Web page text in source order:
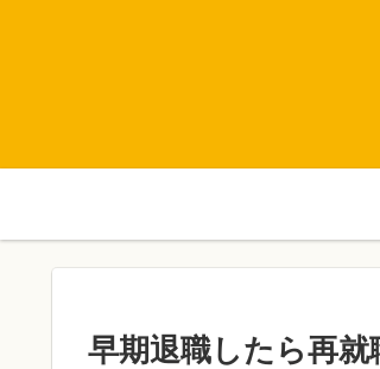
早期退職したら再